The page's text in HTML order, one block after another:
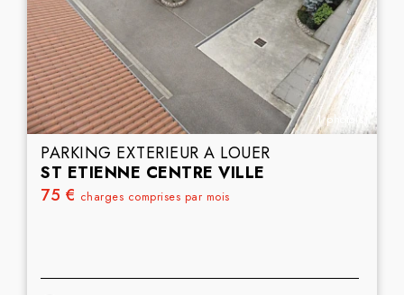
1 photo(s)
PARKING EXTERIEUR A LOUER
ST ETIENNE CENTRE VILLE
75 € charges comprises par mois